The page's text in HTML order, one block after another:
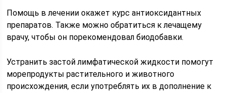
Помощь в лечении окажет курс антиоксидантных
препаратов. Также можно обратиться к лечащему
врачу, чтобы он порекомендовал биодобавки.
Устранить застой лимфатической жидкости помогут
морепродукты растительного и животного
происхождения, если употреблять их в дополнение к